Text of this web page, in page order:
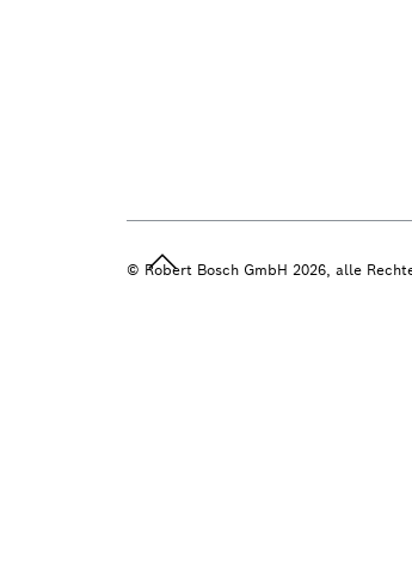
© Robert Bosch GmbH 2026, alle